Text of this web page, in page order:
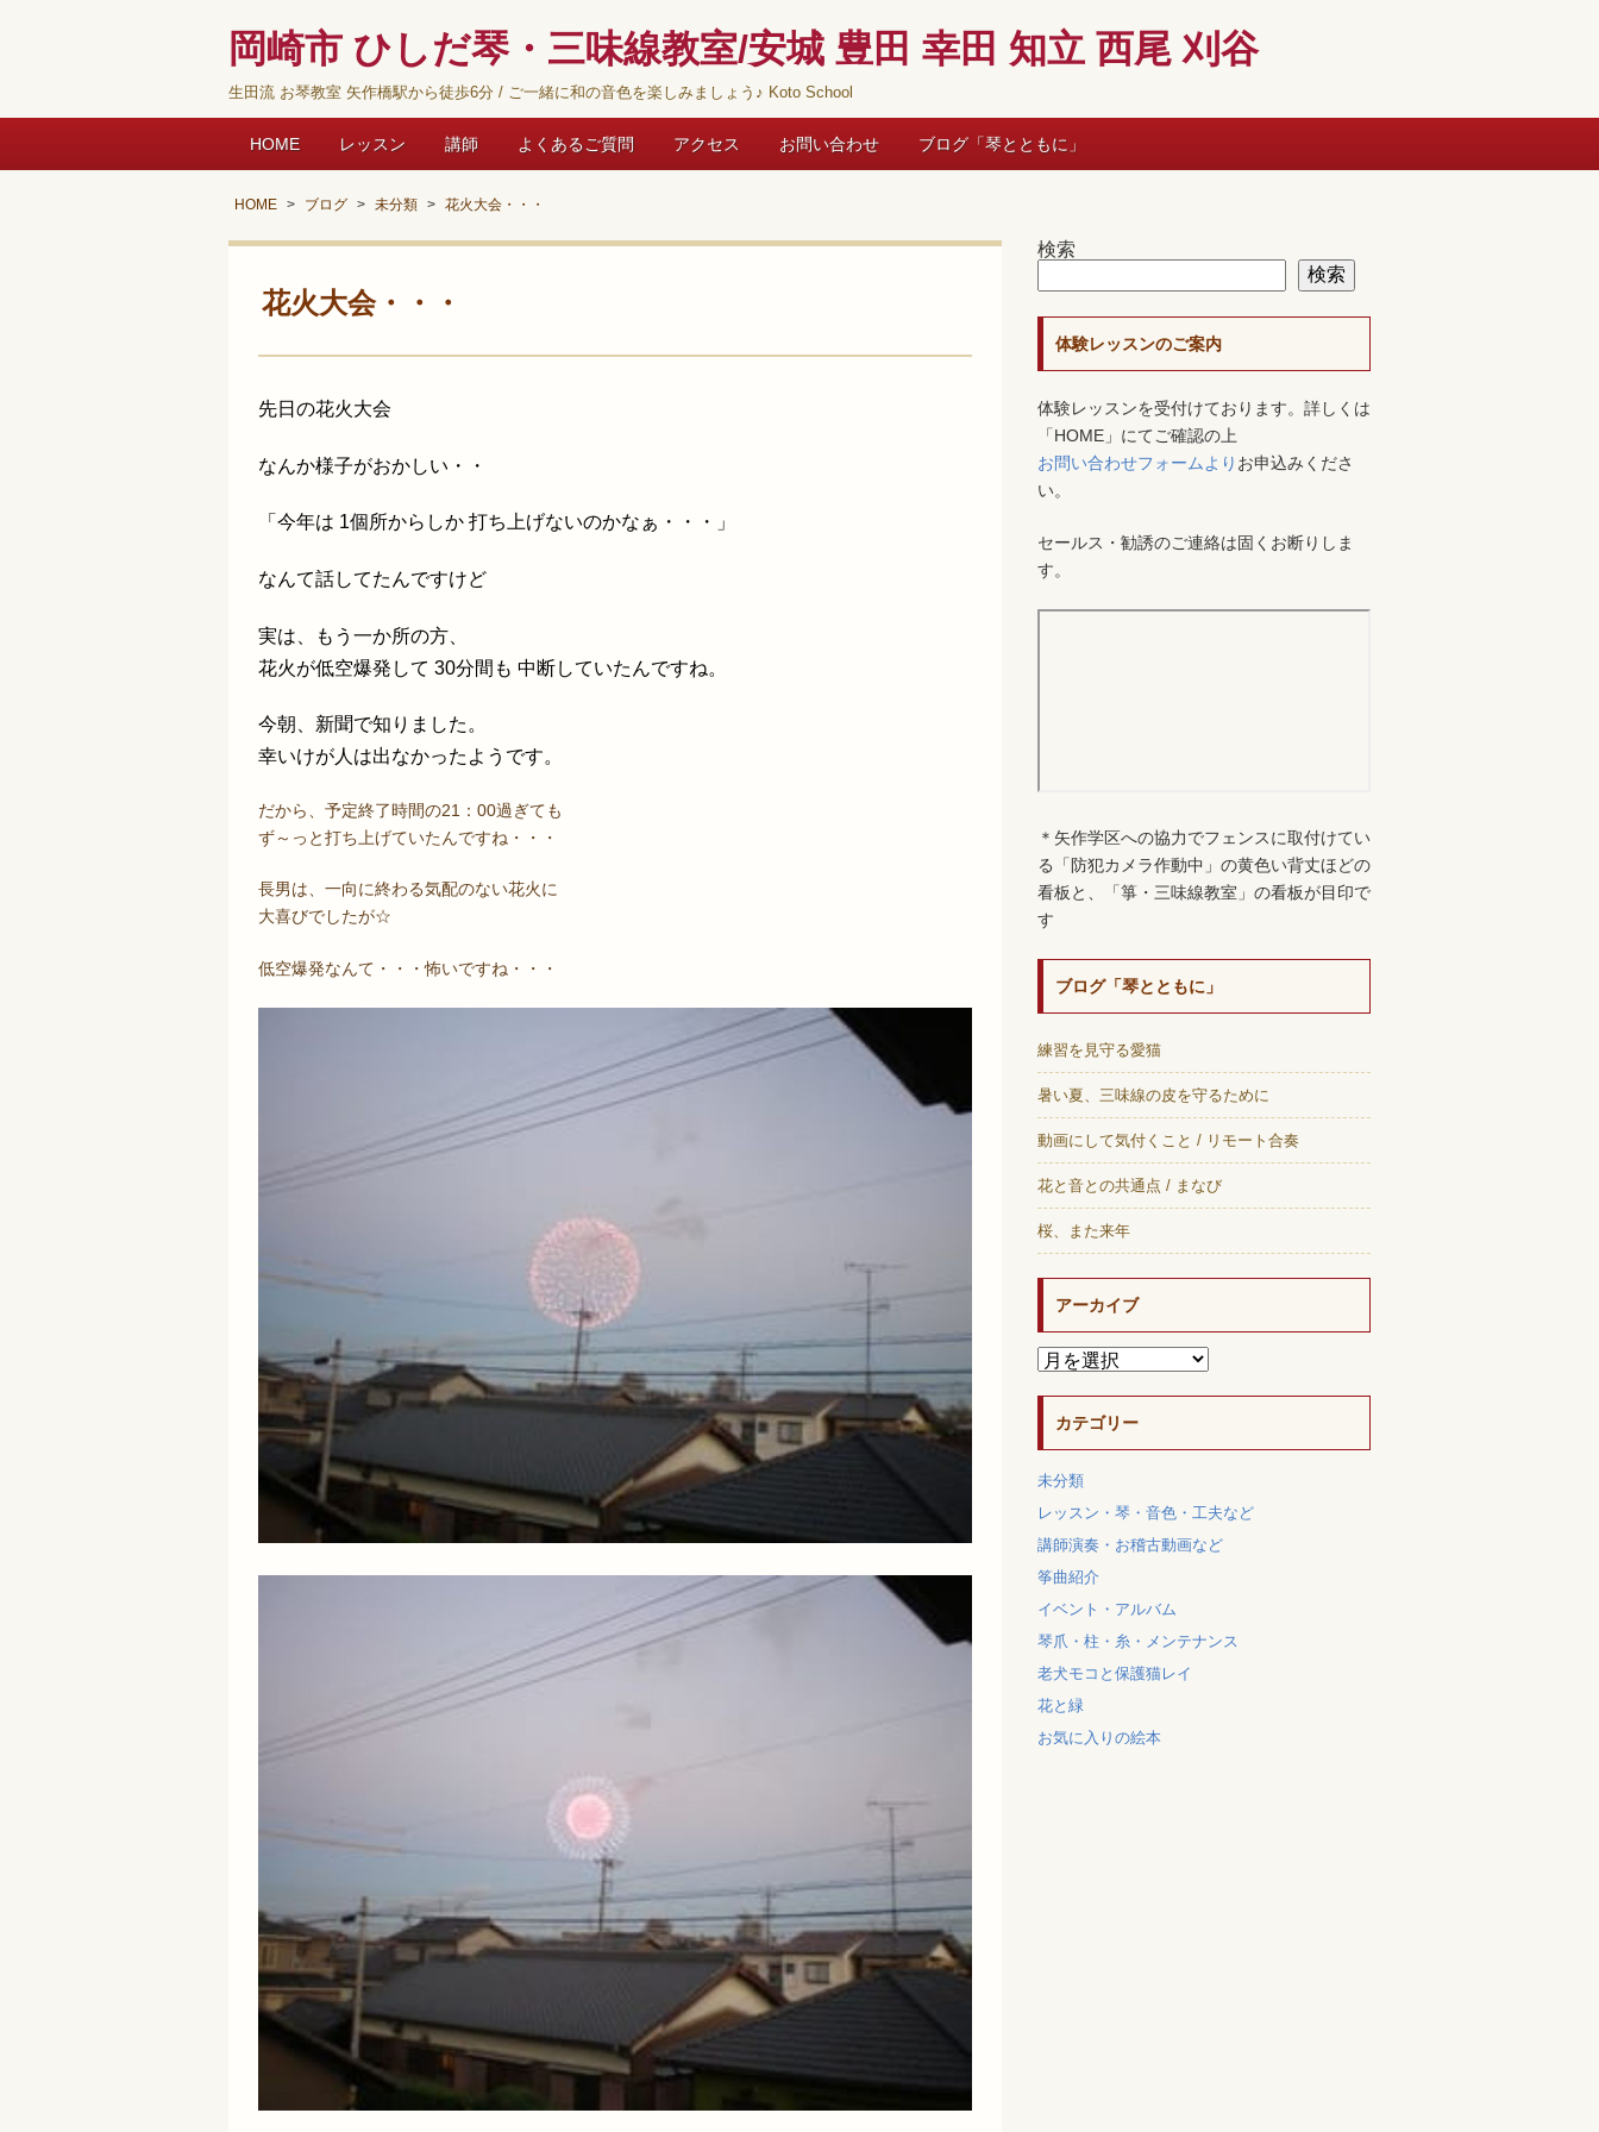
岡崎市 ひしだ琴・三味線教室/安城 豊田 幸田 知立 西尾 刈谷
生田流 お琴教室 矢作橋駅から徒歩6分 / ご一緒に和の音色を楽しみましょう♪ Koto School
HOME レッスン 講師 よくあるご質問 アクセス お問い合わせ ブログ「琴とともに」
HOME ブログ 未分類 花火大会・・・
花火大会・・・
先日の花火大会
なんか様子がおかしい・・
「今年は 1個所からしか 打ち上げないのかなぁ・・・」
なんて話してたんですけど
実は、もう一か所の方、
花火が低空爆発して 30分間も 中断していたんですね。
今朝、新聞で知りました。
幸いけが人は出なかったようです。
だから、予定終了時間の21：00過ぎても
ず～っと打ち上げていたんですね・・・
長男は、一向に終わる気配のない花火に
大喜びでしたが☆
低空爆発なんて・・・怖いですね・・・
検索
検索
体験レッスンのご案内
体験レッスンを受付けております。詳しくは
「HOME」にてご確認の上
お問い合わせフォームより お申込みくださ
い。
セールス・勧誘のご連絡は固くお断りしま
す。
＊矢作学区への協力でフェンスに取付けてい
る「防犯カメラ作動中」の黄色い背丈ほどの
看板と、「箏・三味線教室」の看板が目印で
す
ブログ「琴とともに」
練習を見守る愛猫
暑い夏、三味線の皮を守るために
動画にして気付くこと / リモート合奏
花と音との共通点 / まなび
桜、また来年
アーカイブ
カテゴリー
未分類
レッスン・琴・音色・工夫など
講師演奏・お稽古動画など
筝曲紹介
イベント・アルバム
琴爪・柱・糸・メンテナンス
老犬モコと保護猫レイ
花と緑
お気に入りの絵本